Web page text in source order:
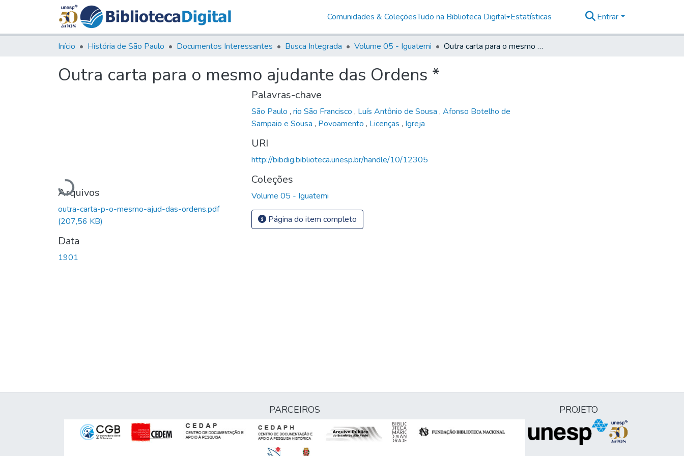
Comunidades & ColeçõesTudo na Biblioteca Digital Estatísticas Entrar
Início História de São Paulo Documentos Interessantes Busca Integrada Volume 05 - Iguatemi Outra carta para o mesmo ajudante das Ordens *
Outra carta para o mesmo ajudante das Ordens *
Carregando...
Arquivos
outra-carta-p-o-mesmo-ajud-das-ordens.pdf
(207,56 KB)
Data
1901
Palavras-chave
São Paulo , rio São Francisco , Luís Antônio de Sousa , Afonso Botelho de
Sampaio e Sousa , Povoamento , Licenças , Igreja
URI
http://bibdig.biblioteca.unesp.br/handle/10/12305
Coleções
Volume 05 - Iguatemi
Página do item completo
PARCEIROS PROJETO